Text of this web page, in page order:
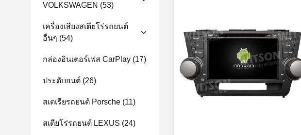
VOLKSWAGEN (53)
เครื่องเสียงสเตียโร่รถยนต์
อื่นๆ (54)
กล่องอินเตอร์เฟส CarPlay (17)
ประดับยนต์ (26)
สเตเรียรถยนต์ Porsche (11)
สเตียโร่รถยนต์ LEXUS (24)